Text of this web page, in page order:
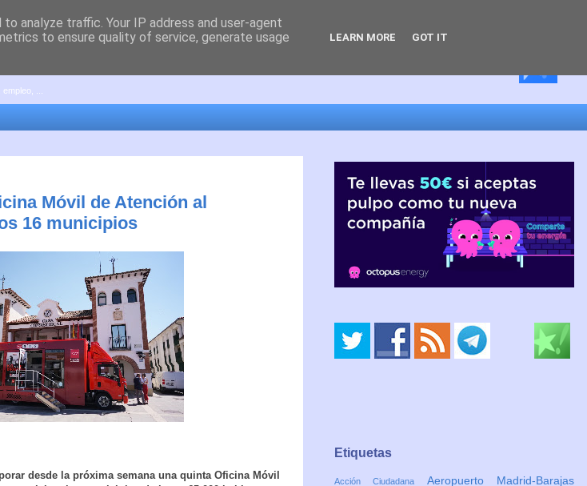
...
Móvil de Atención al
16 municipios
desde la próxima semana una quinta Oficina Móvil
Etiquetas
Acción Ciudadana Aeropuerto Madrid-Barajas
analyze traffic. Your IP address and user-agent
to ensure quality of service, generate usage
LEARN MORE GOT IT